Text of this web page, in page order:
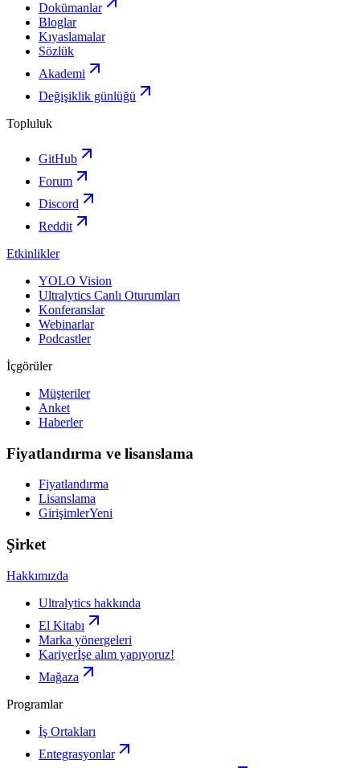
Dokümanlar
Bloglar
Kıyaslamalar
Sözlük
Akademi
Değişiklik günlüğü
Topluluk
GitHub
Forum
Discord
Reddit
Etkinlikler
YOLO Vision
Ultralytics Canlı Oturumları
Konferanslar
Webinarlar
Podcastler
İçgörüler
Müşteriler
Anket
Haberler
Fiyatlandırma ve lisanslama
Fiyatlandırma
Lisanslama
GirişimlerYeni
Şirket
Hakkımızda
Ultralytics hakkında
El Kitabı
Marka yönergeleri
Kariyerİşe alım yapıyoruz!
Mağaza
Programlar
İş Ortakları
Entegrasyonlar